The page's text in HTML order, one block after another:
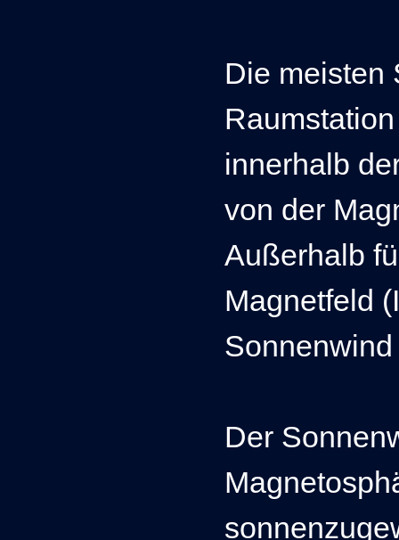
Die meisten
innerhalb
von der
Außerhalb
Magnetfeld
Der